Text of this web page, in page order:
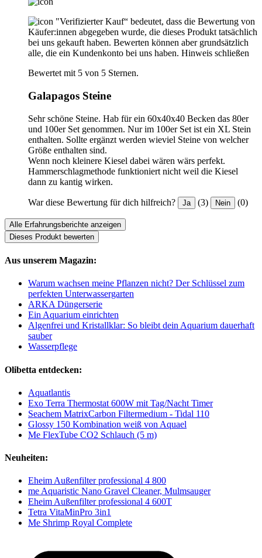
"Verifizierter Kauf“ bedeutet, dass die Bewertung von
Käufer:innen abgegeben wurde, die dieses Produkt tatsächlich
bei uns gekauft haben. Bewerten können aber grundsätzlich
alle, die ein Kundenkonto bei uns haben. Hinweis schließen
Bewertet mit 5 von 5 Sternen.
Galapagos Steine
Sehr schöne Steine. Hab für ein 60x40x40 Becken das 80er
und 100er Set genommen. Nur im 100er Set ist ein XL Stein
enthalten. Sollte ergänzt werden wieviel Steine von welcher
Größe enthalten sind.
Wenn noch kleinere Kiesel dabei wären wärs perfekt.
Hammerschlagmethode funktioniert nicht weil die Kiesel
dann zu kantig wirken.
War diese Bewertung für dich hilfreich? Ja (3) Nein (0)
Alle Erfahrungsberichte anzeigen
Dieses Produkt bewerten
Aus unserem Magazin:
Warum wachsen meine Pflanzen nicht? Der Schlüssel zum
perfekten Unterwassergarten
ARKA Düngerserie
Ein Aquarium einrichten
Algenfrei und Kristallklar: So bleibt dein Aquarium dauerhaft
sauber
Wasserpflege
Olibetta entdecken:
Aquatlantis
Exo Terra Thermostat 600W mit Tag/Nacht Timer
Seachem MatrixCarbon Filtermedium - Tidal 110
Glossy 150 Kombination weiß von Aquael
Me FlexTube CO2 Schlauch (5 m)
Neuheiten:
Eheim Außenfilter professional 4 800
me Aquaristic Nano Gravel Cleaner, Mulmsauger
Eheim Außenfilter professional 4 600T
Tetra VitaMinPro 3in1
Me Shrimp Royal Complete